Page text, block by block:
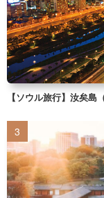
【ソウル旅行】汝矣